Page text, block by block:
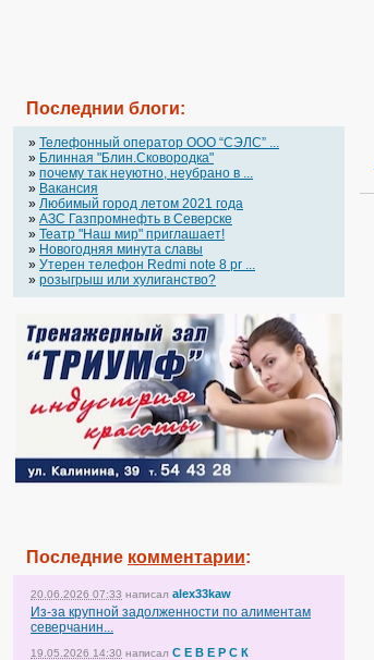
Последнии блоги:
» Телефонный оператор OOO “СЭЛС” ...
» Блинная "Блин.Сковородка"
» почему так неуютно, неубрано в ...
» Вакансия
» Любимый город летом 2021 года
» АЗС Газпромнефть в Северске
» Театр "Наш мир" приглашает!
» Новогодняя минута славы
» Утерен телефон Redmi note 8 pr ...
» розыгрыш или хулиганство?
Последние комментарии:
20.06.2026 07:33 написал alex33kaw
Из-за крупной задолженности по алиментам
северчанин...
19.05.2026 14:30 написал С Е В Е Р С К